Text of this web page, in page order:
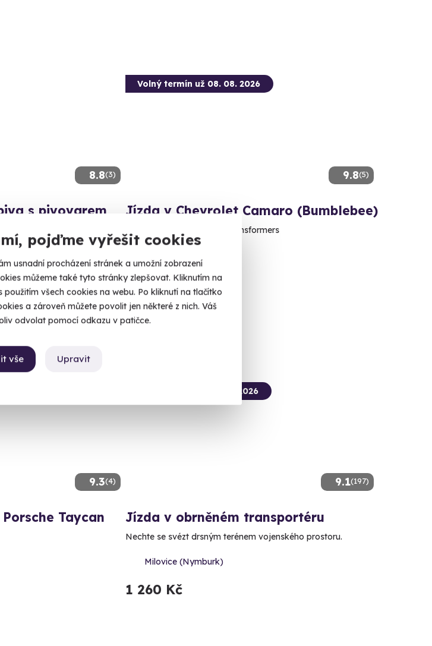
pojďme vyřešit cookies
usnadní procházení stránek a umožní zobrazení
můžeme také tyto stránky zlepšovat. Kliknutím na
použitím všech cookies na webu. Po kliknutí na tlačítko
a zároveň můžete povolit jen některé z nich. Váš
odvolat pomocí odkazu v patičce.
Upravit
vše
8.8(3)
s pivovarem
piv z pivovaru, který
vašeho monitoru.
9.8(5)
Volný termín už 08. 08. 2026
Jízda v Chevrolet Camaro (Bumblebee)
Žlutá amerika jak z filmu Transformers
1 199 Kč
9.3(4)
Taycan
9.1(197)
Volný termín už 15. 08. 2026
Jízda v obrněném transportéru
Nechte se svézt drsným terénem vojenského prostoru.
Milovice (Nymburk)
1 260 Kč